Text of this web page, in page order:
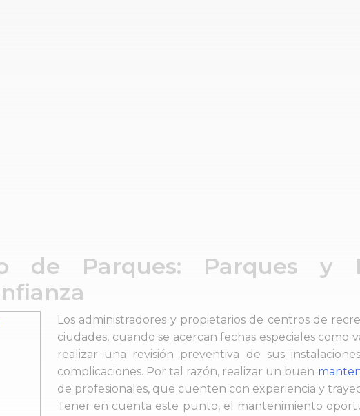
de Parques: Parques y
Los administradores y propietarios de centros de
ciudades, cuando se acercan fechas especiales como
realizar una revisión preventiva de sus
complicaciones. Por tal razón, realizar un buen
de profesionales, que cuenten con experiencia y
Tener en cuenta este punto, el mantenimiento